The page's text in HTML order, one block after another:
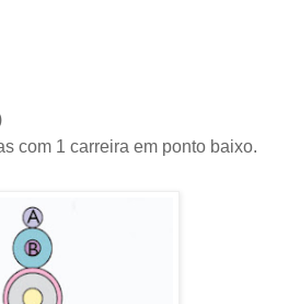
com 1 carreira em ponto baixo.